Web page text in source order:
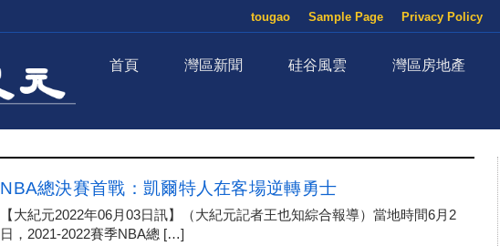
Privacy Policy
Sample Page
tougao
首頁 灣區新聞 硅谷風雲 灣區房地產
NBA總決賽首戰：凱爾特人在客場逆轉勇士
【大紀元2022年06月03日訊】（大紀元記者王也知綜合報導）當地時間6月2
日，2021-2022賽季NBA總 […]